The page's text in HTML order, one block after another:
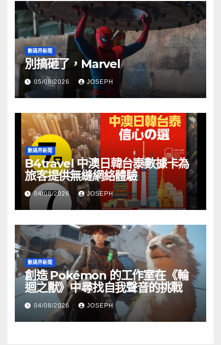
數碼界新聞
別搞砸了，Marvel
05/08/2026 JOSEPH
數碼界新聞
B4travel 中澳日韓台泰數據卡為
旅客提供無縫網絡體驗
04/08/2026 JOSEPH
數碼界新聞
創造 Pokémon 的工作室在《輪
迴之獸》中尋找自我聲音的挑戰
04/08/2026 JOSEPH